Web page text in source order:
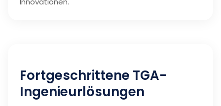
Fortgeschrittene TGA-
Ingenieurlösungen